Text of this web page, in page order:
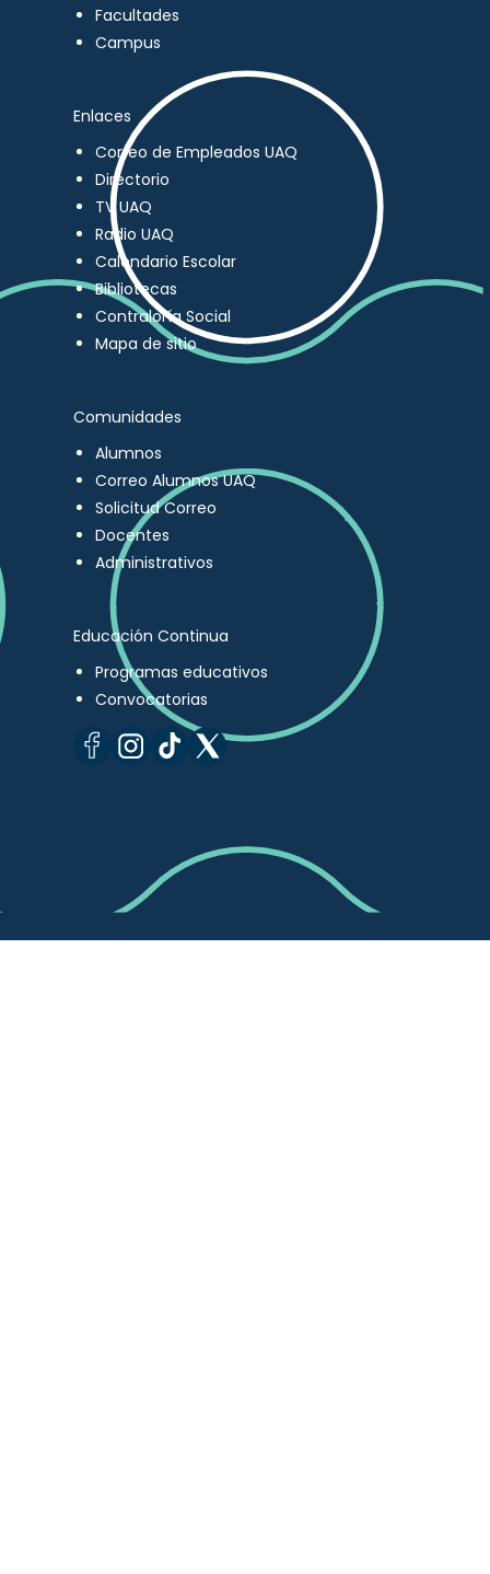
Facultades
Campus
Enlaces
Correo de Empleados UAQ
Directorio
TV UAQ
Radio UAQ
Calendario Escolar
Bibliotecas
Contraloría Social
Mapa de sitio
Comunidades
Alumnos
Correo Alumnos UAQ
Solicitud Correo
Docentes
Administrativos
Educación Continua
Programas educativos
Convocatorias